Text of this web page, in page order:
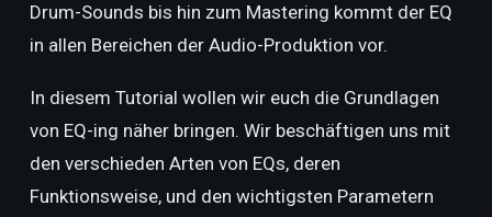
Drum-Sounds bis hin zum Mastering kommt der EQ
in allen Bereichen der Audio-Produktion vor.
In diesem Tutorial wollen wir euch die Grundlagen
von EQ-ing näher bringen. Wir beschäftigen uns mit
den verschieden Arten von EQs, deren
Funktionsweise, und den wichtigsten Parametern